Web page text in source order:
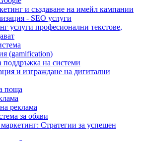
и създаване на имейл кампании
- SEO услуги
услуги професионални текстове,
(gamification)
поддръжка на системи
и изграждане на дигитални
поща
реклама
за обяви
Стратегии за успешен